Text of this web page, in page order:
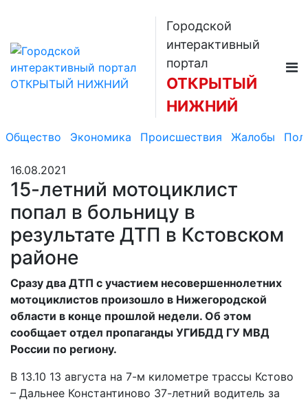
Городской
интерактивный
портал
ОТКРЫТЫЙ
НИЖНИЙ
Общество Экономика Происшествия Жалобы
16.08.2021
15-летний мотоциклист
попал в больницу в
результате ДТП в Кстовском
районе
Сразу два ДТП с участием несовершеннолетних
мотоциклистов произошло в Нижегородской
области в конце прошлой недели. Об этом
сообщает отдел пропаганды УГИБДД ГУ МВД
России по региону.
В 13.10 13 августа на 7-м километре трассы Кстово
– Дальнее Константиново 37-летний водитель за